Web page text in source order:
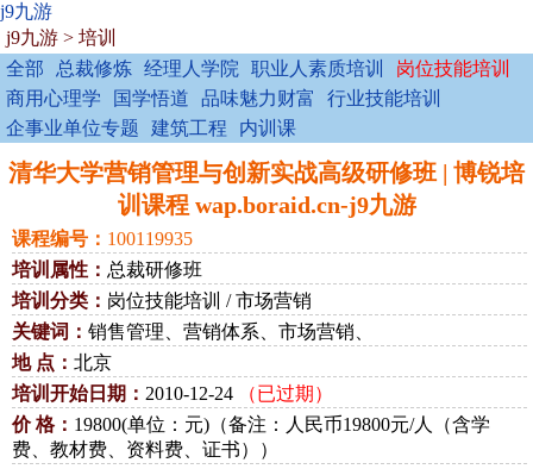
j9九游
j9九游 > 培训
全部
总裁修炼 经理人学院 职业人素质培训
岗位技能培训
商用心理学
国学悟道 品味魅力财富
行业技能培训
企事业单位专题
建筑工程 内训课
清华大学营销管理与创新实战高级研修班 | 博锐培
训课程 wap.boraid.cn-j9九游
课程编号： 100119935
培训属性： 总裁研修班
培训分类： 岗位技能培训 / 市场营销
关键词： 销售管理、营销体系、市场营销、
地 点： 北京
培训开始日期： 2010-12-24
（已过期）
价 格： 19800(单位：元)（备注：人民币19800元/人（含学
费、教材费、资料费、证书））